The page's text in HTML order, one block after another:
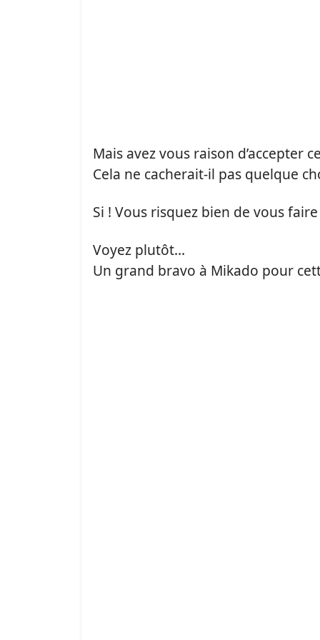
Mais avez vous raison d’accepter
Cela ne cacherait-il pas quelque
Si ! Vous risquez bien de vous
Voyez plutôt…
Un grand bravo à Mikado pour